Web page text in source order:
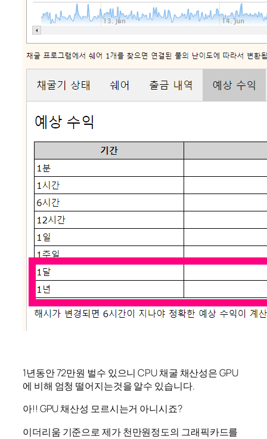
1년동안 72만원 벌수 있으니 CPU 채굴 채산성은 GPU
에 비해 엄청 떨어지는것을 알수 있습니다.
아!! GPU 채산성 모르시는거 아니시죠?
이더리움 기준으로 제가 천만원정도의 그래픽카드를